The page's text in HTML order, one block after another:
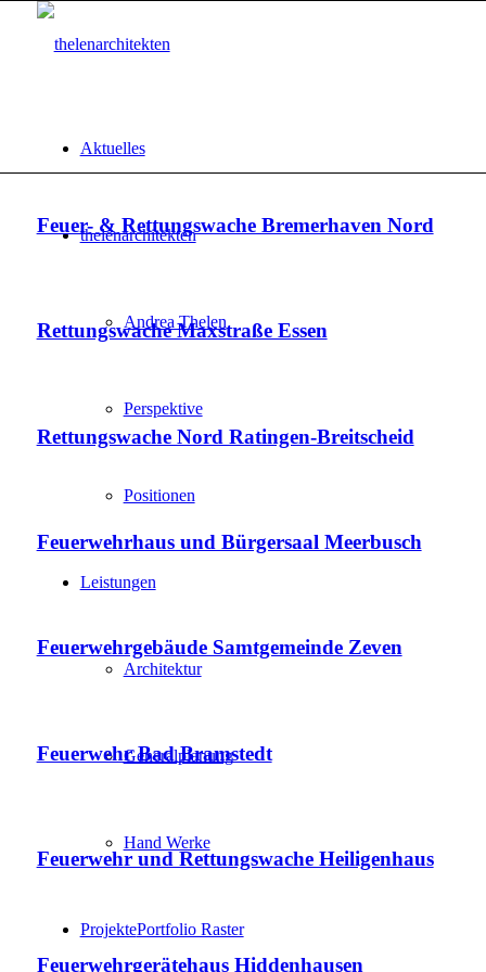
Aktuelles
thelenarchitekten
Andrea Thelen
Perspektive
Positionen
Leistungen
Architektur
Generalplanung
Hand Werke
ProjektePortfolio Raster
Feuer- & Rettungswache Bremerhaven Nord
Rettungswache Maxstraße Essen
Rettungswache Nord Ratingen-Breitscheid
Feuerwehrhaus und Bürgersaal Meerbusch
Feuerwehrgebäude Samtgemeinde Zeven
Feuerwehr Bad Bramstedt
Feuerwehr und Rettungswache Heiligenhaus
Feuerwehrgerätehaus Hiddenhausen